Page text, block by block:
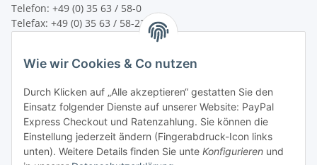
Telefon: +49 (0) 35 63 / 58-0
Telefax: +49 (0) 35 63 / 58-231
service@bsn-spremberg.de
Wir versenden mit:
Ihre Zahlmöglichkeiten:
Wie wir Cookies & Co nutzen
Durch Klicken auf „Alle akzeptieren“ gestatten Sie den
Einsatz folgender Dienste auf unserer Website: PayPal
Express Checkout und Ratenzahlung. Sie können die
Einstellung jederzeit ändern (Fingerabdruck-Icon links
unten). Weitere Details finden Sie unte Konfigurieren und